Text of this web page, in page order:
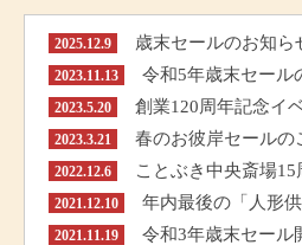
2025.12.9 歳末セールのお知ら
2023.11.13 令和5年歳末セール
2023.5.20 創業120周年記念イ
2023.3.21 春のお彼岸セールの
2022.12.6 ことぶき中央斎場
2021.12.10 年内最後の「人形
2021.11.19 令和3年歳末セール